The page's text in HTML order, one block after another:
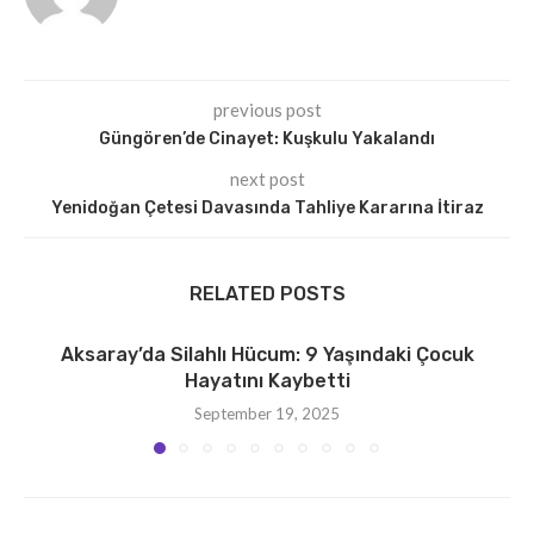
previous post
Güngören’de Cinayet: Kuşkulu Yakalandı
next post
Yenidoğan Çetesi Davasında Tahliye Kararına İtiraz
RELATED POSTS
Aksaray’da Silahlı Hücum: 9 Yaşındaki Çocuk
Hayatını Kaybetti
September 19, 2025